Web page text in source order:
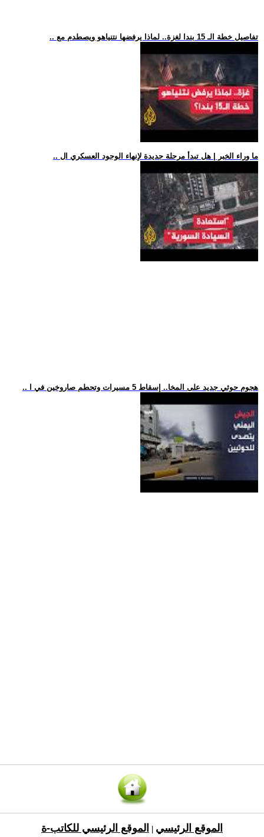
.. تفاصيل خطة الـ 15 بندا لغزة.. لماذا يرفضها نتنياهو ويصطدم مع
.. ما وراء الخبر | هل تبدأ مرحلة جديدة لإنهاء الوجود العسكري ال
.. هجوم حوثي جديد على المخا.. إسقاط 5 مسيرات وتحطم صاروخين في ا
الموقع الرئيسي الموقع الرئيسي للكاتب-ة